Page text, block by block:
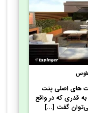
‌های اصلی پنت
قدری که در واقع
گفت [...]